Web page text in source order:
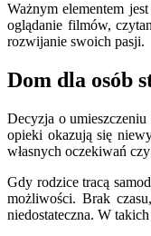
Ważnym elementem
oglądanie filmów,
rozwijanie swoich pasji.
Dom dla osób
Decyzja o
opieki okazują się
własnych oczekiwań
Gdy rodzice tracą
możliwości. Brak
niedostateczna. W